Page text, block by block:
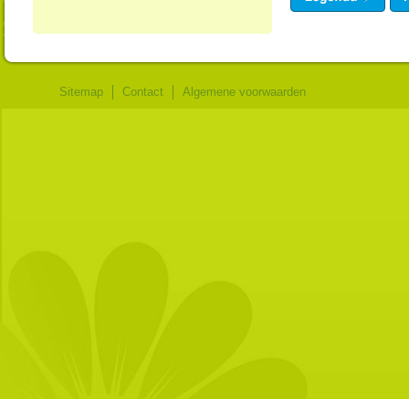
Sitemap Contact Algemene voorwaarden